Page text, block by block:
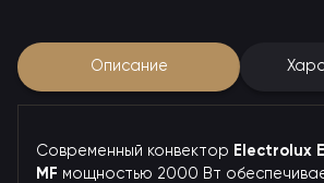
Описание
Современный конвектор Electrolux
MF мощностью 2000 Вт